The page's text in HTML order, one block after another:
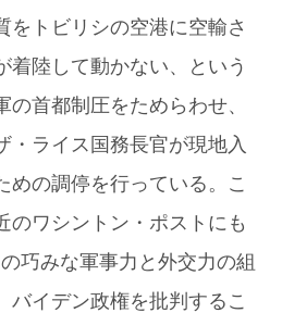
をトビリシの空港に空輸さ
着陸して動かない、という
首都制圧をためらわせ、
・ライス国務長官が現地入
めの調停を行っている。こ
のワシントン・ポストにも
巧みな軍事力と外交力の組
バイデン政権を批判するこ